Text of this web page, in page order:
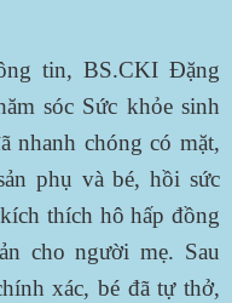
tin, BS.CKI Đặng
sóc Sức khỏe sinh
nhanh chóng có mặt,
phụ và bé, hồi sức
thích hô hấp đồng
cho người mẹ. Sau
xác, bé đã tự thở,